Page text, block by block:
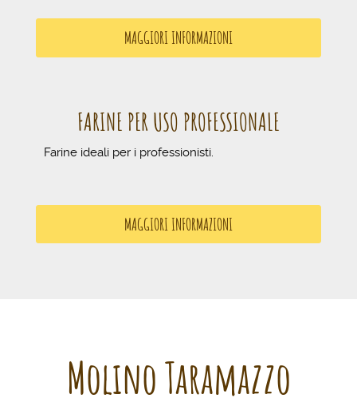
MAGGIORI INFORMAZIONI
FARINE PER USO PROFESSIONALE
Farine ideali per i professionisti.
MAGGIORI INFORMAZIONI
Molino Taramazzo